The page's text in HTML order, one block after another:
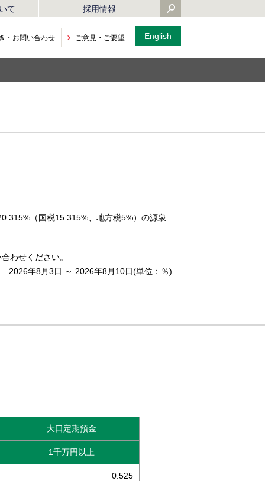
て 採用情報
・ お問い合わせ ご意見・ご要望 English
（国税15.315%、地方税5%）の源泉
わせください。
2026年8月3日 ～ 2026年8月10日(単位：％)
大口定期預金
1千万円以上
0.525